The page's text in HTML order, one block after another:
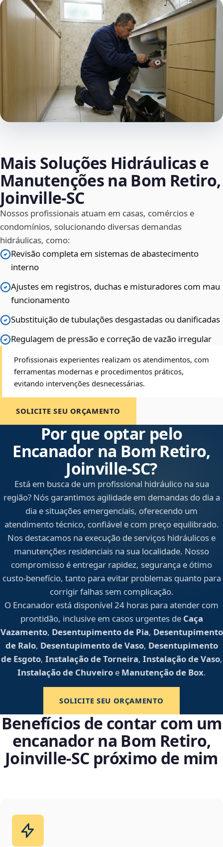
Mais Soluções Hidráulicas e
Manutenções na Bom Retiro,
Joinville‑SC
Nossos profissionais atuam em casas, comércios e
condomínios, solucionando diversas demandas
hidráulicas, como:
Revisão completa em sistemas de abastecimento
interno
Ajustes em registros, duchas e misturadores com mau
funcionamento
Substituição de tubulações desgastadas ou danificadas
Regulagem de pressão e correção de vazão irregular
Profissionais experientes realizam os atendimentos, com
ferramentas modernas e procedimentos práticos,
evitando intervenções desnecessárias.
SOLICITE SEU ORÇAMENTO
Por que optar pelo
Encanador na Bom Retiro,
Joinville‑SC?
Está em busca de um profissional hidráulico na sua
região? Nós garantimos agilidade em demandas do dia a
dia e situações emergenciais, oferecendo um
atendimento técnico, confiável e com preço equilibrado.
Nos destacamos na execução de serviços hidráulicos e
manutenções residenciais na sua localidade. Nosso
compromisso é entregar rapidez, segurança e ótimo
custo-benefício, tanto para evitar problemas quanto para
corrigir falhas sem complicação.
O Encanador está disponível 24 horas para atender com
prontidão, inclusive em casos urgentes de Caça
Vazamento, Desentupimento de Pia, Desentupimento
de Ralo, Desentupimento de Vaso, Desentupimento
de Esgoto, Instalação de Torneira, Instalação de Vaso,
Instalação de Chuveiroe Manutenção de Box.
SOLICITE SEU ORÇAMENTO
Benefícios de contar com um
encanador na Bom Retiro,
Joinville‑SC próximo de mim